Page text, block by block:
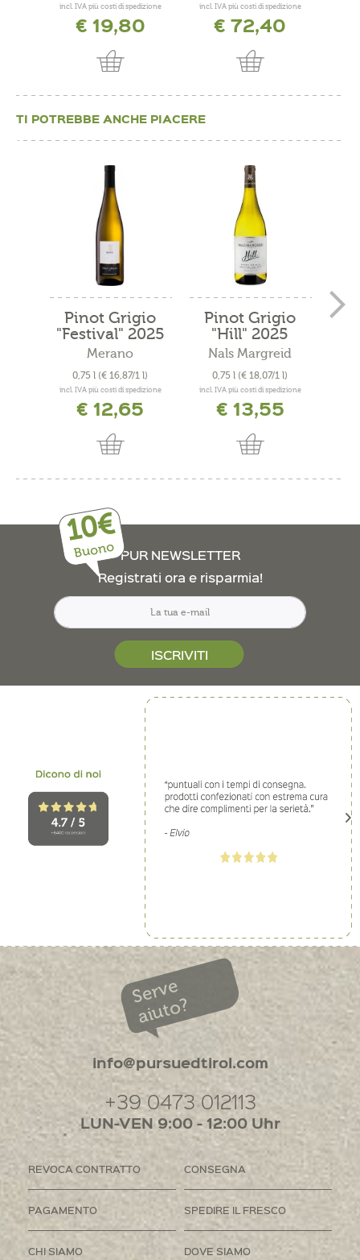
incl. IVA più costi di spedizione
€ 19,80
incl. IVA più costi di spedizione
€ 72,40
TI POTREBBE ANCHE PIACERE
Pinot Grigio
"Festival" 2025
Merano
0,75 l (€ 16,87/1 l)
incl. IVA più costi di spedizione
€ 12,65
Pinot Grigio
"Hill" 2025
Nals Margreid
0,75 l (€ 18,07/1 l)
incl. IVA più costi di spedizione
€ 13,55
10€
Buono PUR NEWSLETTER
Registrati ora e risparmia!
ISCRIVITI
Serve
aiuto?
info@pursuedtirol.com
+39 0473 012113
LUN-VEN 9:00 - 12:00 Uhr
REVOCA CONTRATTO CONSEGNA
PAGAMENTO SPEDIRE IL FRESCO
CHI SIAMO DOVE SIAMO